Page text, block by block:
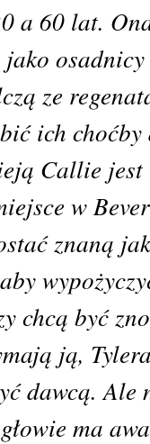
a 60 lat.
ze
ich
Callie
w
znaną
chcą być
ją,
dawcą. Ale
ma